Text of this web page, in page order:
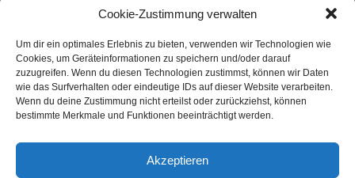
Cookie-Zustimmung verwalten
Um dir ein optimales Erlebnis zu bieten, verwenden wir Technologien wie
Cookies, um Geräteinformationen zu speichern und/oder darauf
zuzugreifen. Wenn du diesen Technologien zustimmst, können wir Daten
wie das Surfverhalten oder eindeutige IDs auf dieser Website verarbeiten.
Wenn du deine Zustimmung nicht erteilst oder zurückziehst, können
bestimmte Merkmale und Funktionen beeinträchtigt werden.
Akzeptieren
Heike Fröhling Ina Glahe Ivo Pala J. Vellguth
Leonie Haubrich Lilly Labord Livia Pipes
Malin Blunk Marcus Hünnebeck Martin Krist
Melisa Schwermer Nele Bruun Nika Lubitsch
Noah Fitz Nora Amelie René Junge
Subina Giuletti